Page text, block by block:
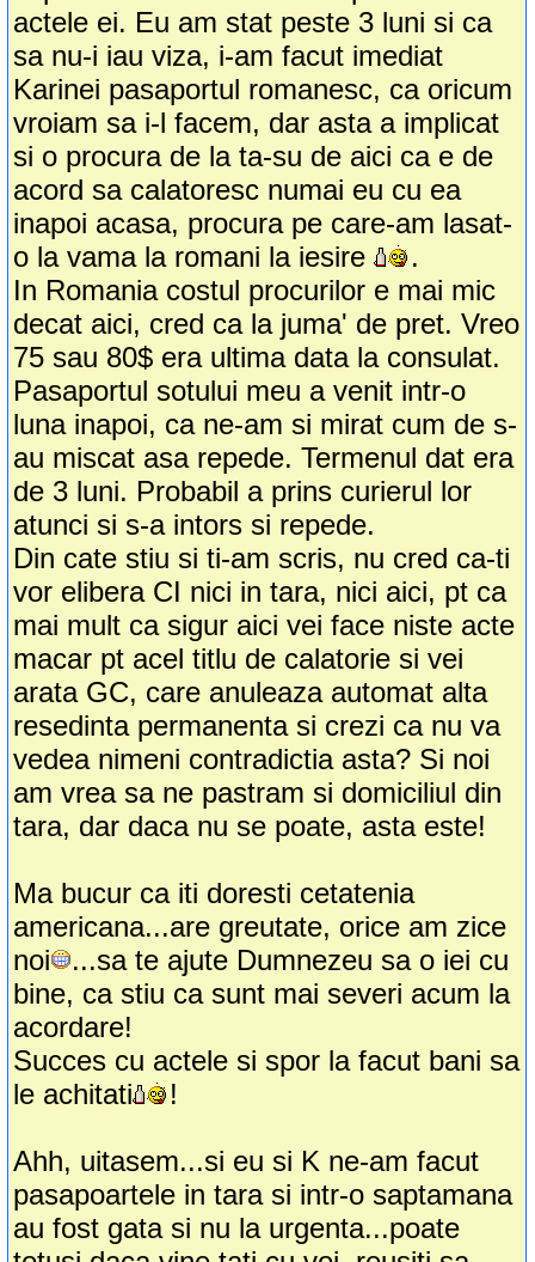
actele ei. Eu am stat peste 3 luni si ca
sa nu-i iau viza, i-am facut imediat
Karinei pasaportul romanesc, ca oricum
vroiam sa i-l facem, dar asta a implicat
si o procura de la ta-su de aici ca e de
acord sa calatoresc numai eu cu ea
inapoi acasa, procura pe care-am lasat-
o la vama la romani la iesire
.
In Romania costul procurilor e mai mic
decat aici, cred ca la juma' de pret. Vreo
75 sau 80$ era ultima data la consulat.
Pasaportul sotului meu a venit intr-o
luna inapoi, ca ne-am si mirat cum de s-
au miscat asa repede. Termenul dat era
de 3 luni. Probabil a prins curierul lor
atunci si s-a intors si repede.
Din cate stiu si ti-am scris, nu cred ca-ti
vor elibera CI nici in tara, nici aici, pt ca
mai mult ca sigur aici vei face niste acte
macar pt acel titlu de calatorie si vei
arata GC, care anuleaza automat alta
resedinta permanenta si crezi ca nu va
vedea nimeni contradictia asta? Si noi
am vrea sa ne pastram si domiciliul din
tara, dar daca nu se poate, asta este!
Ma bucur ca iti doresti cetatenia
americana...are greutate, orice am zice
noi
...sa te ajute Dumnezeu sa o iei cu
bine, ca stiu ca sunt mai severi acum la
acordare!
Succes cu actele si spor la facut bani sa
le achitati
!
Ahh, uitasem...si eu si K ne-am facut
pasapoartele in tara si intr-o saptamana
au fost gata si nu la urgenta...poate